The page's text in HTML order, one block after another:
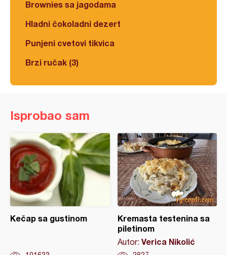
Brownies sa jagodama
Hladni čokoladni dezert
Punjeni cvetovi tikvica
Brzi ručak (3)
Isprobao sam
Kečap sa gustinom
Kremasta testenina sa
piletinom
Autor: Verica Nikolić